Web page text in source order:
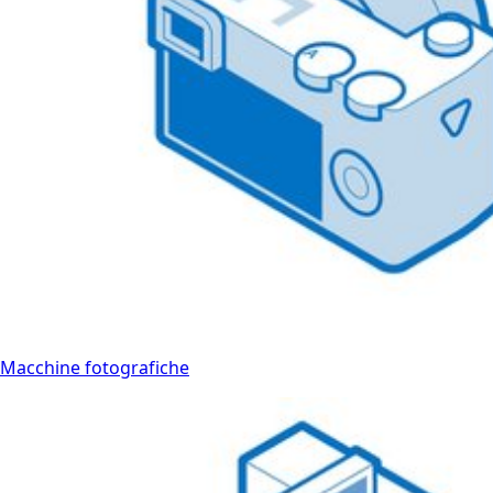
Macchine fotografiche